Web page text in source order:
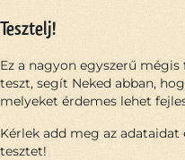
Tesztelj!
Ez a nagyon egyszerű
teszt, segít Neked abban,
melyeket érdemes lehet
Kérlek add meg az
tesztet!